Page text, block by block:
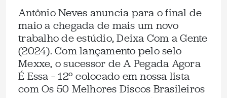
Antônio Neves anuncia para o final de
maio a chegada de mais um novo
trabalho de estúdio, Deixa Com a Gente
(2024). Com lançamento pelo selo
Mexxe, o sucessor de A Pegada Agora
É Essa – 12º colocado em nossa lista
com Os 50 Melhores Discos Brasileiros